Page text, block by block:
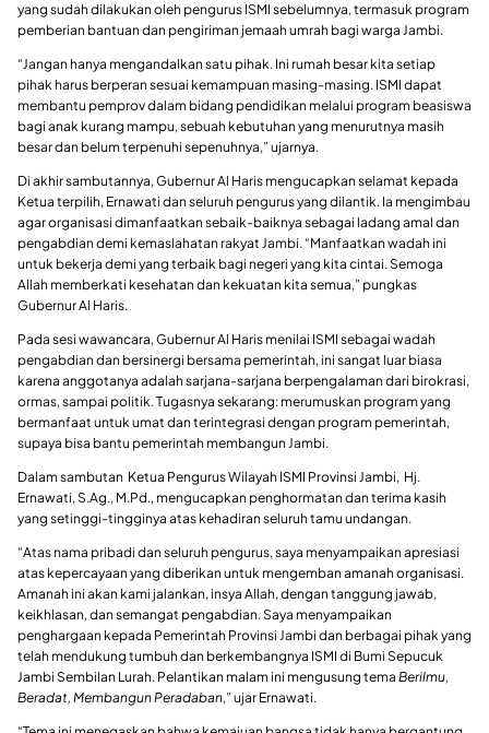
yang sudah dilakukan oleh pengurus ISMI sebelumnya, termasuk program
pemberian bantuan dan pengiriman jemaah umrah bagi warga Jambi.
“Jangan hanya mengandalkan satu pihak. Ini rumah besar kita setiap
pihak harus berperan sesuai kemampuan masing-masing. ISMI dapat
membantu pemprov dalam bidang pendidikan melalui program beasiswa
bagi anak kurang mampu, sebuah kebutuhan yang menurutnya masih
besar dan belum terpenuhi sepenuhnya,” ujarnya.
Di akhir sambutannya, Gubernur Al Haris mengucapkan selamat kepada
Ketua terpilih, Ernawati dan seluruh pengurus yang dilantik. Ia mengimbau
agar organisasi dimanfaatkan sebaik-baiknya sebagai ladang amal dan
pengabdian demi kemaslahatan rakyat Jambi. “Manfaatkan wadah ini
untuk bekerja demi yang terbaik bagi negeri yang kita cintai. Semoga
Allah memberkati kesehatan dan kekuatan kita semua,” pungkas
Gubernur Al Haris.
Pada sesi wawancara, Gubernur Al Haris menilai ISMI sebagai wadah
pengabdian dan bersinergi bersama pemerintah, ini sangat luar biasa
karena anggotanya adalah sarjana-sarjana berpengalaman dari birokrasi,
ormas, sampai politik. Tugasnya sekarang: merumuskan program yang
bermanfaat untuk umat dan terintegrasi dengan program pemerintah,
supaya bisa bantu pemerintah membangun Jambi.
Dalam sambutan Ketua Pengurus Wilayah ISMI Provinsi Jambi, Hj.
Ernawati, S.Ag., M.Pd., mengucapkan penghormatan dan terima kasih
yang setinggi-tingginya atas kehadiran seluruh tamu undangan.
“Atas nama pribadi dan seluruh pengurus, saya menyampaikan apresiasi
atas kepercayaan yang diberikan untuk mengemban amanah organisasi.
Amanah ini akan kami jalankan, insya Allah, dengan tanggung jawab,
keikhlasan, dan semangat pengabdian. Saya menyampaikan
penghargaan kepada Pemerintah Provinsi Jambi dan berbagai pihak yang
telah mendukung tumbuh dan berkembangnya ISMI di Bumi Sepucuk
Jambi Sembilan Lurah. Pelantikan malam ini mengusung tema Berilmu,
Beradat, Membangun Peradaban,” ujar Ernawati.